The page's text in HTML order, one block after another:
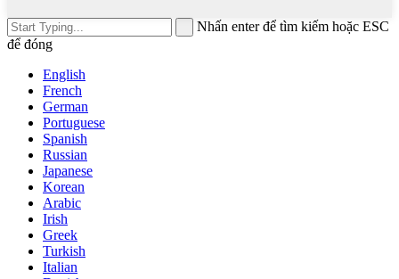
Nhấn enter để tìm kiếm hoặc ESC
để đóng
English
French
German
Portuguese
Spanish
Russian
Japanese
Korean
Arabic
Irish
Greek
Turkish
Italian